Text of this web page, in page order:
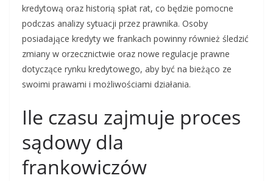
kredytową oraz historią spłat rat, co będzie pomocne
podczas analizy sytuacji przez prawnika. Osoby
posiadające kredyty we frankach powinny również śledzić
zmiany w orzecznictwie oraz nowe regulacje prawne
dotyczące rynku kredytowego, aby być na bieżąco ze
swoimi prawami i możliwościami działania.
Ile czasu zajmuje proces
sądowy dla
frankowiczów